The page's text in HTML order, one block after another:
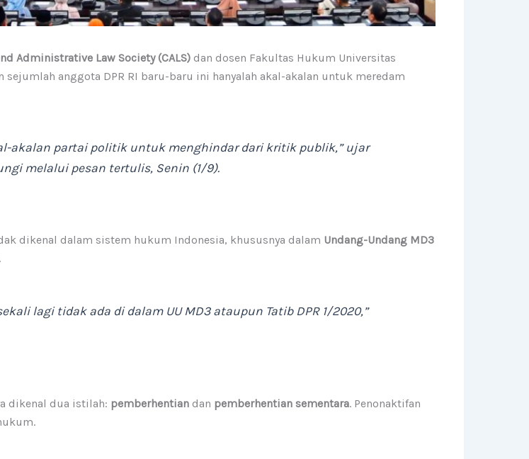
Administrative Law Society (CALS) dan dosen Fakultas Hukum Universitas
anggota DPR RI baru-baru ini hanyalah akal-akalan untuk meredam
akalan partai politik untuk menghindar dari kritik publik,”ujar
melalui pesan tertulis, Senin (1/9).
dikenal dalam sistem hukum Indonesia, khususnya dalam Undang-Undang MD3
.
lagi tidak ada di dalam UU MD3 ataupun Tatib DPR 1/2020,”
dikenal dua istilah: pemberhentian dan pemberhentian sementara. Penonaktifan